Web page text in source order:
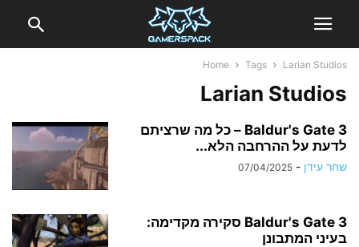
Home Tags Larian Studios
Larian Studios
Baldur's Gate 3 – כל מה שרציתם
לדעת על ההרחבה הלא...
שחר עידן -
07/04/2025
Baldur's Gate 3 סקירה מקדימה:
בעיני המתבונן